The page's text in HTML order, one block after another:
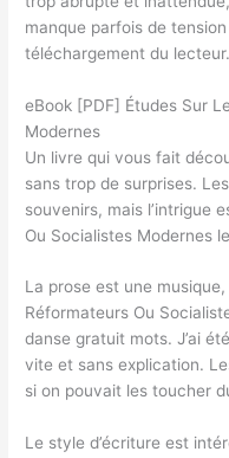
manque parfois de
téléchargement du lecteur.
eBook [PDF] Études Sur
Modernes
Un livre qui vous fait
sans trop de surprises.
souvenirs, mais l’intrigue
Ou Socialistes Modernes
La prose est une
Réformateurs Ou
danse gratuit mots. J’ai
vite et sans explication.
si on pouvait les toucher
Le style d’écriture est